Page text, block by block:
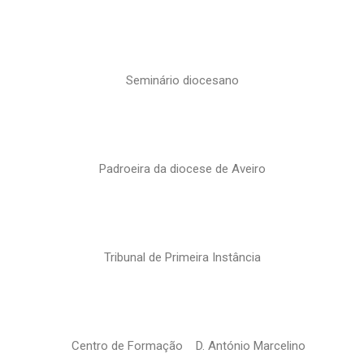
Seminário diocesano
Padroeira da diocese de Aveiro
Tribunal de Primeira Instância
Centro de Formação D. António Marcelino